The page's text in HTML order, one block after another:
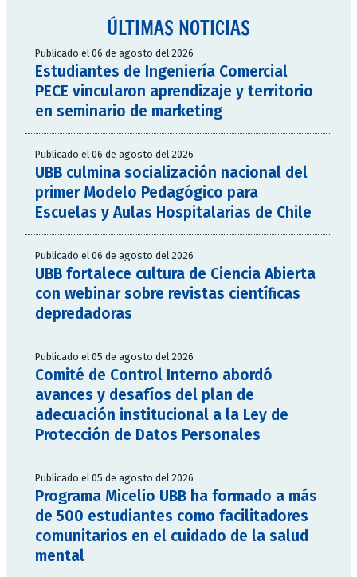
ÚLTIMAS NOTICIAS
Publicado el 06 de agosto del 2026
Estudiantes de Ingeniería Comercial
PECE vincularon aprendizaje y territorio
en seminario de marketing
Publicado el 06 de agosto del 2026
UBB culmina socialización nacional del
primer Modelo Pedagógico para
Escuelas y Aulas Hospitalarias de Chile
Publicado el 06 de agosto del 2026
UBB fortalece cultura de Ciencia Abierta
con webinar sobre revistas científicas
depredadoras
Publicado el 05 de agosto del 2026
Comité de Control Interno abordó
avances y desafíos del plan de
adecuación institucional a la Ley de
Protección de Datos Personales
Publicado el 05 de agosto del 2026
Programa Micelio UBB ha formado a más
de 500 estudiantes como facilitadores
comunitarios en el cuidado de la salud
mental